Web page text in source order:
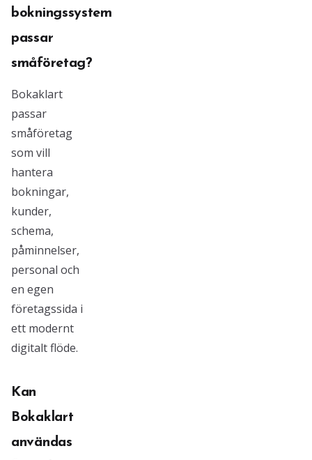
bokningssystem
passar
småföretag?
Bokaklart
passar
småföretag
som vill
hantera
bokningar,
kunder,
schema,
påminnelser,
personal och
en egen
företagssida i
ett modernt
digitalt flöde.
Kan
Bokaklart
användas